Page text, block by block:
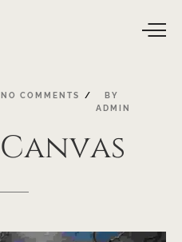
NO COMMENTS
BY
ADMIN
Canvas